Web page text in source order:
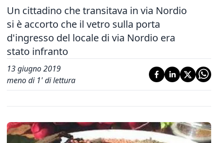
Un cittadino che transitava in via Nordio
si è accorto che il vetro sulla porta
d'ingresso del locale di via Nordio era
stato infranto
13 giugno 2019
meno di 1' di lettura